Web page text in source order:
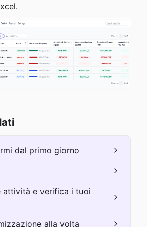
dal primo giorno
attività e verifica i tuoi
alla volta